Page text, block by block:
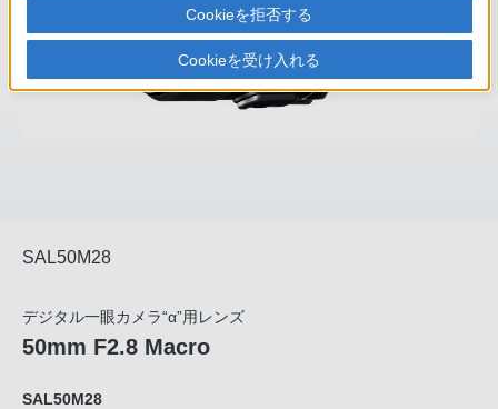
SAL50M28
デジタル一眼カメラ“α”用レンズ
50mm F2.8 Macro
SAL50M28
Cookieを拒否する
Cookieを受け入れる